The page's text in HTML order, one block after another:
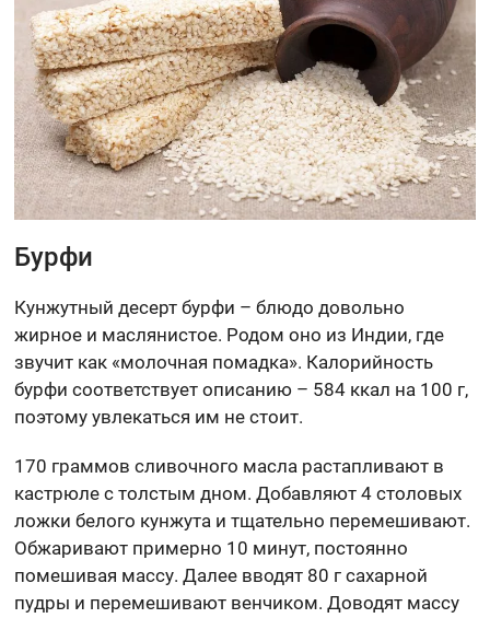
Бурфи
Кунжутный десерт бурфи – блюдо довольно
жирное и маслянистое. Родом оно из Индии, где
звучит как «молочная помадка». Калорийность
бурфи соответствует описанию – 584 ккал на 100 г,
поэтому увлекаться им не стоит.
170 граммов сливочного масла растапливают в
кастрюле с толстым дном. Добавляют 4 столовых
ложки белого кунжута и тщательно перемешивают.
Обжаривают примерно 10 минут, постоянно
помешивая массу. Далее вводят 80 г сахарной
пудры и перемешивают венчиком. Доводят массу